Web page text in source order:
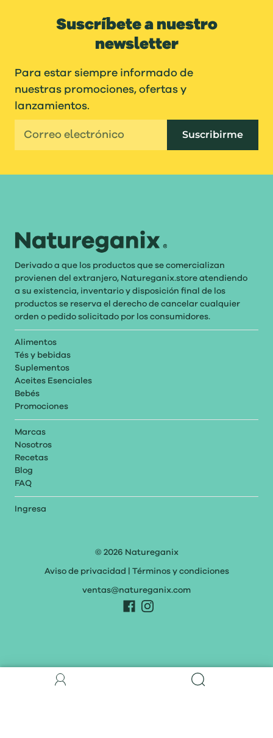
Suscríbete a nuestro
newsletter
Para estar siempre informado de
nuestras promociones, ofertas y
lanzamientos.
Suscribirme
Derivado a que los productos que se comercializan
provienen del extranjero, Natureganix.store atendiendo
a su existencia, inventario y disposición final de los
productos se reserva el derecho de cancelar cualquier
orden o pedido solicitado por los consumidores.
Alimentos
Tés y bebidas
Suplementos
Aceites Esenciales
Bebés
Promociones
Marcas
Nosotros
Recetas
Blog
FAQ
Ingresa
© 2026 Natureganix
Aviso de privacidad Términos y condiciones
ventas@natureganix.com